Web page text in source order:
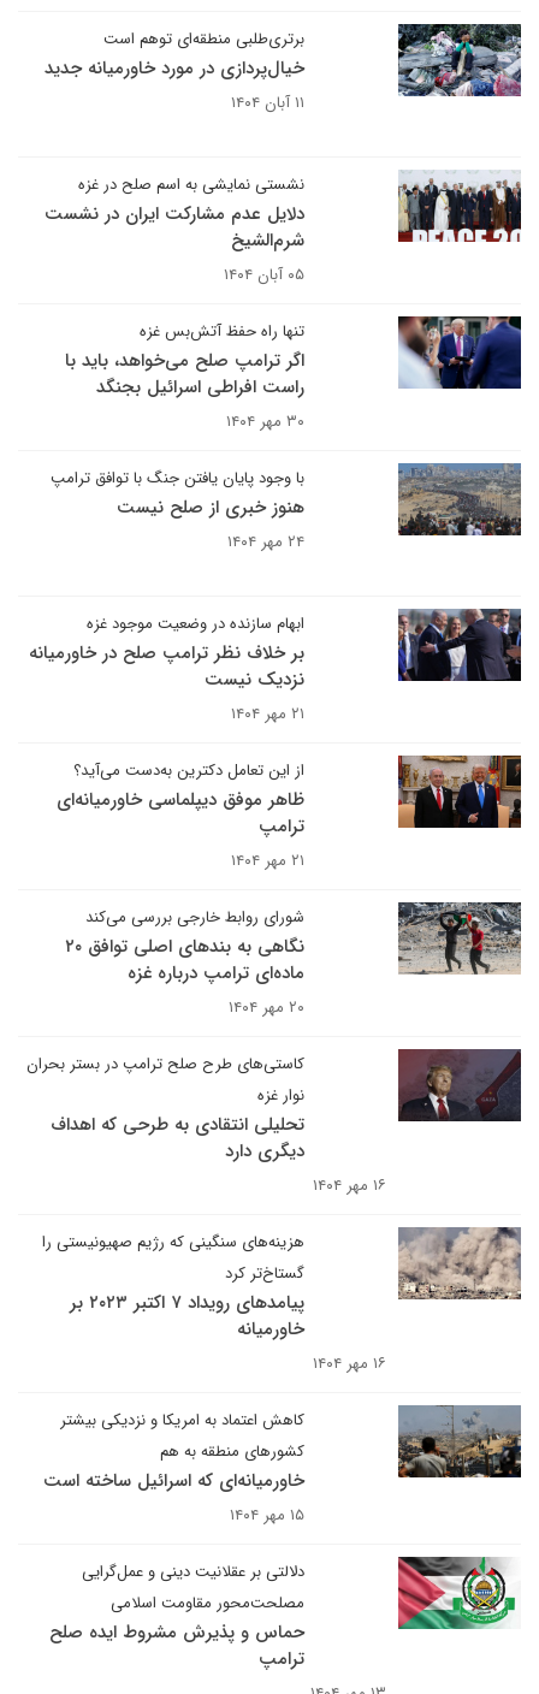
برتری‌طلبی منطقه‌ای توهم است
خیال‌پردازی در مورد خاورمیانه جدید
۱۱ آبان ۱۴۰۴
نشستی نمایشی به اسم صلح در غزه
دلایل عدم مشارکت ایران در نشست
شرم‌الشیخ
۰۵ آبان ۱۴۰۴
تنها راه حفظ آتش‌بس غزه
اگر ترامپ صلح می‌خواهد، باید با
راست افراطی اسرائیل بجنگد
۳۰ مهر ۱۴۰۴
با وجود پایان یافتن جنگ با توافق ترامپ
هنوز خبری از صلح نیست
۲۴ مهر ۱۴۰۴
ابهام سازنده در وضعیت موجود غزه
بر خلاف نظر ترامپ صلح در خاورمیانه
نزدیک نیست
۲۱ مهر ۱۴۰۴
از این تعامل دکترین به‌دست می‌آید؟
ظاهر موفق دیپلماسی خاورمیانه‌ای
ترامپ
۲۱ مهر ۱۴۰۴
شورای روابط خارجی بررسی می‌کند
نگاهی به بندهای اصلی توافق ۲۰
ماده‌ای ترامپ درباره غزه
۲۰ مهر ۱۴۰۴
کاستی‌های طرح صلح ترامپ در بستر بحران
نوار غزه
تحلیلی انتقادی به طرحی که اهداف
دیگری دارد
۱۶ مهر ۱۴۰۴
هزینه‌های سنگینی که رژیم صهیونیستی را
گستاخ‌تر کرد
پیامدهای رویداد ۷ اکتبر ۲۰۲۳ بر
خاورمیانه
۱۶ مهر ۱۴۰۴
کاهش اعتماد به امریکا و نزدیکی بیشتر
کشورهای منطقه به هم
خاورمیانه‌ای که اسرائیل ساخته است
۱۵ مهر ۱۴۰۴
دلالتی بر عقلانیت دینی و عمل‌گرایی
مصلحت‌محور مقاومت اسلامی
حماس و پذیرش مشروط ایده صلح
ترامپ